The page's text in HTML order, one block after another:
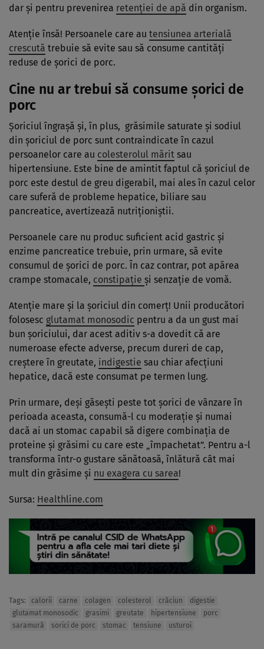
dar şi pentru prevenirea retenţiei de apă din organism.
Atenţie însă! Persoanele care au tensiunea arterială
crescută trebuie să evite sau să consume cantităţi
reduse de şorici de porc.
Cine nu ar trebui să consume şorici de
porc
Șoriciul îngrașă și, în plus, grăsimile saturate şi sodiul
din șoriciul de porc sunt contraindicate în cazul
persoanelor care au colesterolul mărit sau
hipertensiune. Este bine de amintit faptul că șoriciul de
porc este destul de greu digerabil, mai ales în cazul celor
care suferă de probleme hepatice, biliare sau
pancreatice, avertizează nutriţioniştii.
Persoanele care nu produc suficient acid gastric şi
enzime pancreatice trebuie, prin urmare, să evite
consumul de şorici de porc. În caz contrar, pot apărea
crampe stomacale, constipaţie şi senzaţie de vomă.
Atenţie mare şi la şoriciul din comerţ! Unii producători
folosesc glutamat monosodic pentru a da un gust mai
bun şoriciului, dar acest aditiv s-a dovedit că are
numeroase efecte adverse, precum dureri de cap,
creştere în greutate, indigestie sau chiar afecţiuni
hepatice, dacă este consumat pe termen lung.
Prin urmare, deși găsești peste tot șorici de vânzare în
perioada aceasta, consumă-l cu moderaţie şi numai
dacă ai un stomac capabil să digere combinaţia de
proteine şi grăsimi cu care este „împachetat”. Pentru a-l
transforma într-o gustare sănătoasă, înlătură cât mai
mult din grăsime şi nu exagera cu sarea!
Sursa: Healthline.com
Tags: calorii carne colagen colesterol crăciun
digestie
glutamat monosodic
grasimi greutate hipertensiune
porc
saramură
sorici de porc stomac tensiune usturoi